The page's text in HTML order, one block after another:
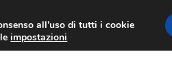
AUTO NEWS
all’uso di tutti i cookie
impostazioni